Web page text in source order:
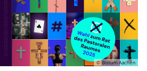
© Bistum Aachen